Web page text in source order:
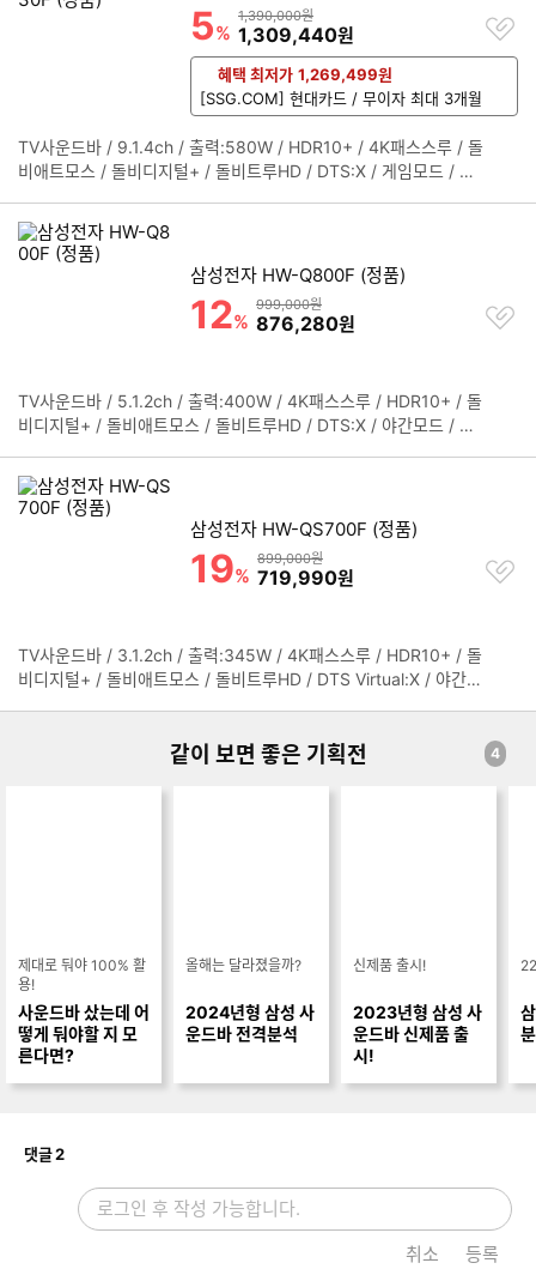
지원 / 스트리밍지원 / 크롬캐스트 / 블루투스 / Wi-Fi / Spotify /
블루투스 v5.3 / 블루투스코덱:SBC / 음성인식 / 벽걸이가능 / 리
모컨 / 크기(가로x세로x깊이):사운드바 1232x70.8x138mm 우퍼
249x251.8x249mm 리어 129.5x201.3x140.4mm / 무게:사운
드바 7.3kg, 우퍼 8.3kg, 리어 3.4kg / 서라운드모드 / 프라이빗리
할인률
5%
상품금액
1,390,000원
할인금액
1,309,440원
찜
하
기
혜택 최저가 1,269,499원
[SSG.COM] 현대카드 / 무이자 최대 3개월
TV사운드바 / 9.1.4ch / 출력:580W / HDR10+ / 4K패스스루 / 돌
비애트모스 / 돌비디지털+ / 돌비트루HD / DTS:X / 게임모드 / 야
/ 음성강화 / 탭사운드 / 커넥터:HDMI,USB,옵티컬 / HDMI2.0 / e
ARC / CEC / HDMI입력:1개 / HDMI출력:1개 / 블루투스 / Wi-Fi /
Airplay / 전용앱지원 / 스트리밍지원 / 크롬캐스트 / Spotify / 블
루투스 v5.3 / 블루투스코덱:SBC / 벽걸이가능 / 리모컨 / 음성인
식 / 크기(가로x세로x깊이):사운드바 1110.7x60.4x120mm 우퍼
249x251.8x249mm 리어 129.5x201.3x140.4mm / 무게:사운
펼
삼성전자 HW-Q800F (정품)
할인률
12%
상품금액
999,000원
할인금액
876,280원
찜
하
TV사운드바 / 5.1.2ch / 출력:400W / 4K패스스루 / HDR10+ / 돌
비디지털+ / 돌비애트모스 / 돌비트루HD / DTS:X / 야간모드 / 게
화 / Adaptive사운드 / 커넥터:옵티컬,HDMI,USB / eARC / CEC
/ HDMI2.0 / HDMI입력:1개 / HDMI출력:1개 / Airplay / 전용앱지
원 / 스트리밍지원 / 크롬캐스트 / 블루투스 / Wi-Fi / Spotify / 블
루투스 v5.3 / 블루투스코덱:SBC / 음성인식 / 벽걸이가능 / 리모
컨 / 크기(가로x세로x깊이):사운드바 1110.7x60.4x120mm 우퍼
249x251.8x249mm / 무게:사운드바 5.1kg 우퍼 7.2kg / 서라운
펼
삼성전자 HW-QS700F (정품)
할인률
19%
상품금액
899,000원
할인금액
719,990원
찜
하
TV사운드바 / 3.1.2ch / 출력:345W / 4K패스스루 / HDR10+ / 돌
비디지털+ / 돌비애트모스 / 돌비트루HD / DTS Virtual:X / 야간모
MI2.0 / HDMI입력:1개 / HDMI출력:1개 / Airplay / 전용앱지원 /
펼
같이 보면 좋은 기획전 4
제대로 둬야 100% 활
용!
사운드바 샀는데 어
떻게 둬야할 지 모
른다면?
올해는 달라졌을까?
2024년형 삼성 사
운드바 전격분석
신제품 출시!
2023년형 삼성 사
운드바 신제품 출
시!
댓글2개
취소 등록